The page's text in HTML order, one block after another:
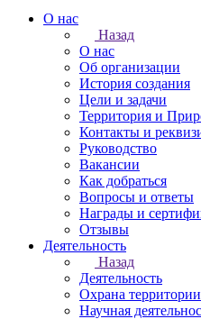
О нас
Назад
О нас
Об организации
История создания
Цели и задачи
Территория и
Контакты и
Руководство
Вакансии
Как добраться
Вопросы и ответы
Награды и
Отзывы
Деятельность
Назад
Деятельность
Охрана территории
Научная